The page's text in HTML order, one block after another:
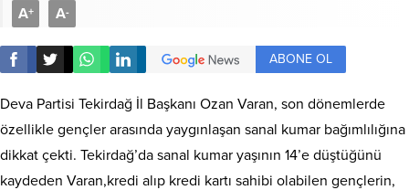
A+ A-
ABONE OL
Deva Partisi Tekirdağ İl Başkanı Ozan Varan, son dönemlerde
özellikle gençler arasında yaygınlaşan sanal kumar bağımlılığına
dikkat çekti. Tekirdağ’da sanal kumar yaşının 14’e düştüğünü
kaydeden Varan,kredi alıp kredi kartı sahibi olabilen gençlerin,